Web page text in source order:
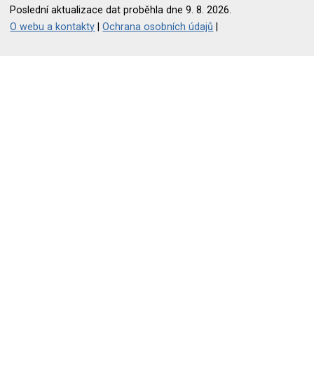
Poslední aktualizace dat proběhla dne 9. 8. 2026.
O webu a kontakty |Ochrana osobních údajů